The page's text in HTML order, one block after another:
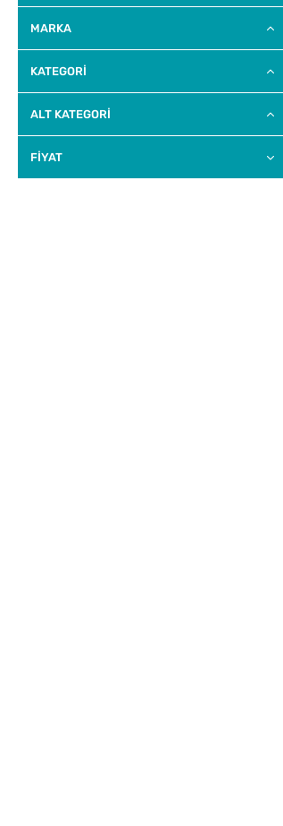
MARKA
KATEGORİ
ALT KATEGORI
FİYAT